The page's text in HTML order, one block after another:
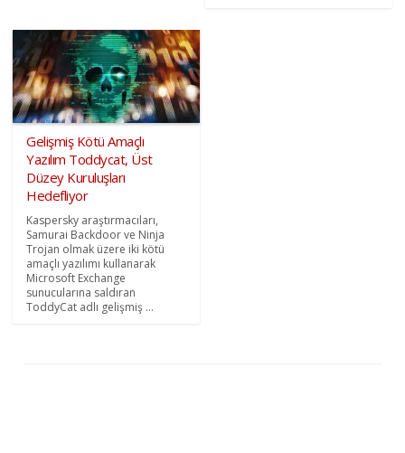
Gelişmiş Kötü Amaçlı
Yazılım Toddycat, Üst
Düzey Kuruluşları
Hedefliyor
Kaspersky araştırmacıları,
Samurai Backdoor ve Ninja
Trojan olmak üzere iki kötü
amaçlı yazılımı kullanarak
Microsoft Exchange
sunucularına saldıran
ToddyCat adlı gelişmiş ...